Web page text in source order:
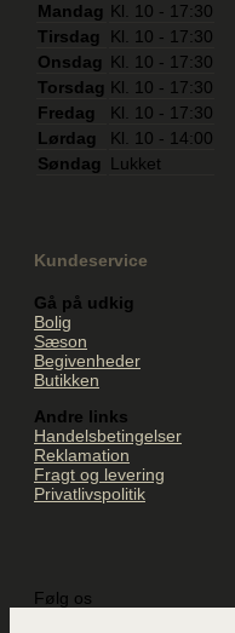
Mandag Kl. 10 - 17:30
Tirsdag
Kl. 10 - 17:30
Onsdag Kl. 10 - 17:30
Torsdag Kl. 10 - 17:30
Fredag
Kl. 10 - 17:30
Lørdag
Kl. 10 - 14:00
Søndag
Lukket
Kundeservice
Gå på udkig
Bolig
Sæson
Begivenheder
Butikken
Andre links
Handelsbetingelser
Reklamation
Fragt og levering
Privatlivspolitik
Følg os